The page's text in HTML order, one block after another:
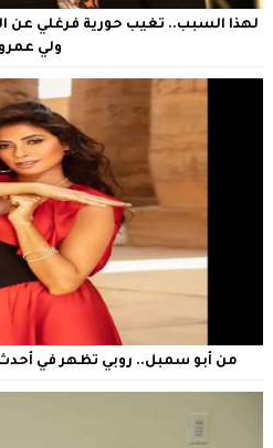
لهذا السبب.. تغيب حورية فرغلي عن
ولي
من أبو سمبل.. روبي تظهر في أحدث